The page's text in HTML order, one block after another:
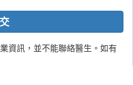
資訊，並不能聯絡醫生。如有